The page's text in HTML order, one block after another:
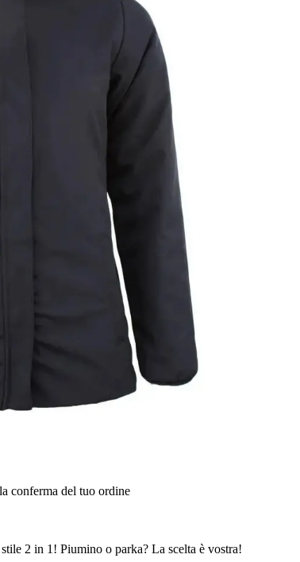
conferma del tuo ordine
2 in 1! Piumino o parka? La scelta è vostra!